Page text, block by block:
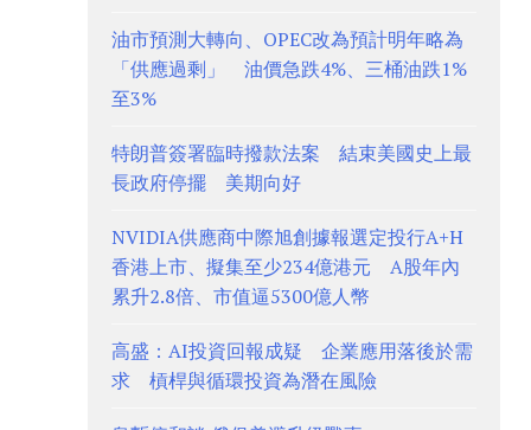
油市預測大轉向、OPEC改為預計明年略為
「供應過剩」 油價急跌4%、三桶油跌1%
至3%
特朗普簽署臨時撥款法案 結束美國史上最
長政府停擺 美期向好
NVIDIA供應商中際旭創據報選定投行A+H
香港上市、擬集至少234億港元 A股年內
累升2.8倍、市值逼5300億人幣
高盛：AI投資回報成疑 企業應用落後於需
求 槓桿與循環投資為潛在風險